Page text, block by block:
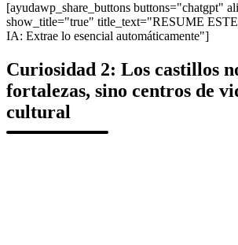
[ayudawp_share_buttons buttons="chatgpt"
show_title="true" title_text="RESUME
IA: Extrae lo esencial automáticamente"]
Curiosidad 2: Los castillos
fortalezas, sino centros de
cultural